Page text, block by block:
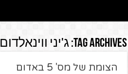
Tag Archives: ג'יני ווינאלדום
הצומת של מס' 5 באדום